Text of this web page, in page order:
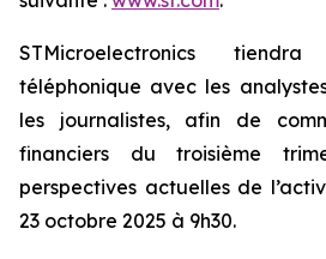
STMicroelectronics
téléphonique avec les
les journalistes, afin de
financiers du troisième
perspectives actuelles de
23 octobre 2025 à 9h30.